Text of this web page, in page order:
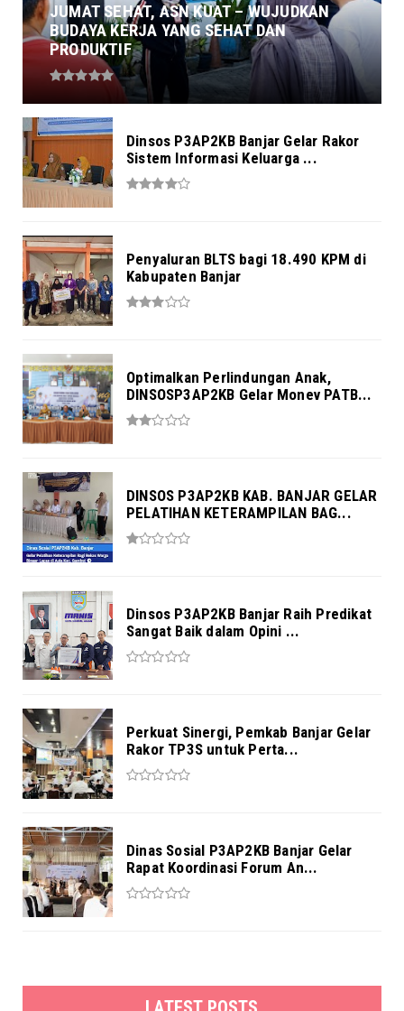
JUMAT SEHAT, ASN KUAT – WUJUDKAN
BUDAYA KERJA YANG SEHAT DAN
PRODUKTIF
Dinsos P3AP2KB Banjar Gelar Rakor
Sistem Informasi Keluarga ...
Penyaluran BLTS bagi 18.490 KPM di
Kabupaten Banjar
Optimalkan Perlindungan Anak,
DINSOSP3AP2KB Gelar Monev PATB...
DINSOS P3AP2KB KAB. BANJAR GELAR
PELATIHAN KETERAMPILAN BAG...
Dinsos P3AP2KB Banjar Raih Predikat
Sangat Baik dalam Opini ...
Perkuat Sinergi, Pemkab Banjar Gelar
Rakor TP3S untuk Perta...
Dinas Sosial P3AP2KB Banjar Gelar
Rapat Koordinasi Forum An...